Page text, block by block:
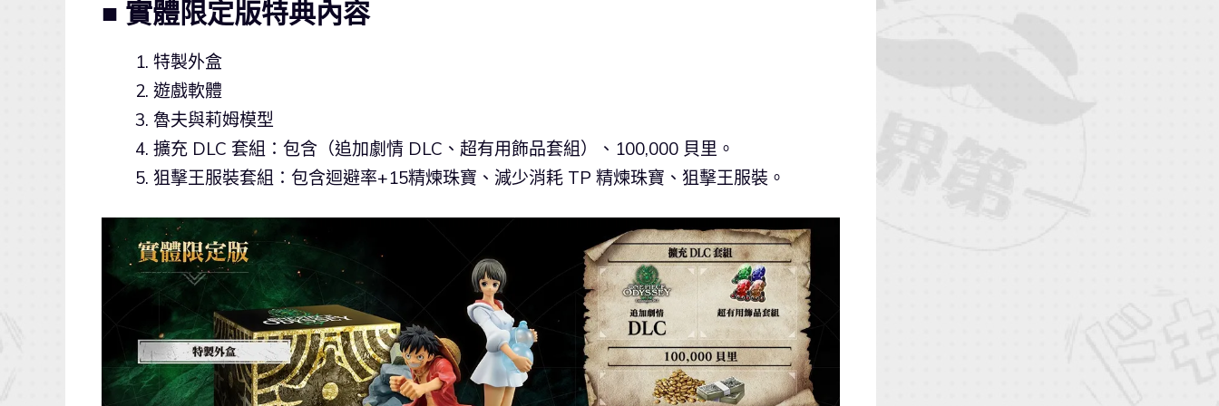
■ 實體限定版特典內容
特製外盒
遊戲軟體
魯夫與莉姆模型
擴充 DLC 套組：包含（追加劇情 DLC、超有用飾品套組）、100,000 貝里。
狙擊王服裝套組：包含迴避率+15精煉珠寶、減少消耗 TP 精煉珠寶、狙擊王服裝。